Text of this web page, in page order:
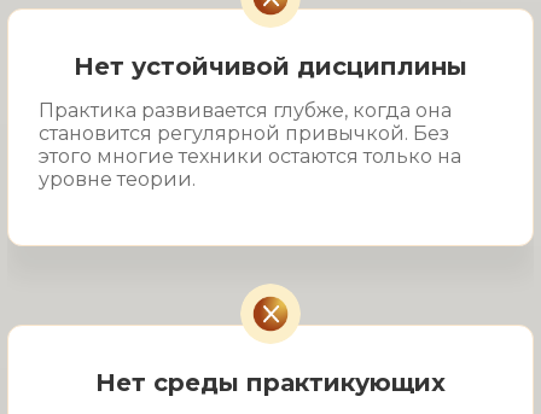
Нет устойчивой дисциплины
Практика развивается глубже, когда она
становится регулярной привычкой. Без
этого многие техники остаются только на
уровне теории.
Нет среды практикующих